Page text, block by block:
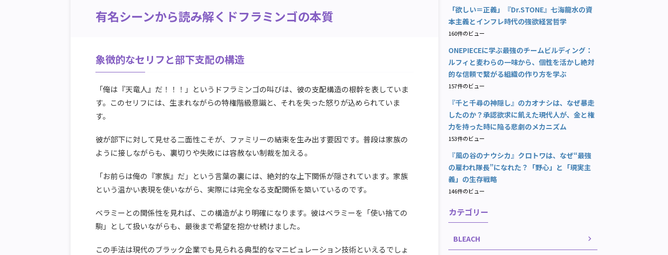
有名シーンから読み解くドフラミンゴの本質
象徴的なセリフと部下支配の構造
「俺は『天竜人』だ！！！」というドフラミンゴの叫びは、彼の支配構造の根幹を表していま
す。このセリフには、生まれながらの特権階級意識と、それを失った怒りが込められていま
す。
彼が部下に対して見せる二面性こそが、ファミリーの結束を生み出す要因です。普段は家族の
ように接しながらも、裏切りや失敗には容赦ない制裁を加える。
「お前らは俺の『家族』だ」という言葉の裏には、絶対的な上下関係が隠されています。家族
という温かい表現を使いながら、実際には完全なる支配関係を築いているのです。
ベラミーとの関係性を見れば、この構造がより明確になります。彼はベラミーを「使い捨ての
駒」として扱いながらも、最後まで希望を抱かせ続けました。
この手法は現代のブラック企業でも見られる典型的なマニピュレーション技術といえるでしょ
「欲しい＝正義」『Dr.STONE』七海龍水の資
本主義とインフレ時代の強欲経営哲学
160件のビュー
ONEPIECEに学ぶ最強のチームビルディング：
ルフィと麦わらの一味から、個性を活かし絶対
的な信頼で繋がる組織の作り方を学ぶ
157件のビュー
『千と千尋の神隠し』のカオナシは、なぜ暴走
したのか？承認欲求に飢えた現代人が、金と権
力を持った時に陥る悲劇のメカニズム
153件のビュー
『風の谷のナウシカ』クロトワは、なぜ“最強
の雇われ隊長”になれた？「野心」と「現実主
義」の生存戦略
146件のビュー
カテゴリー
BLEACH